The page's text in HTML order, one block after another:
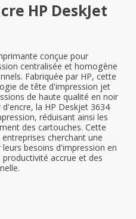
HP DeskJet
conçue pour
centralisée et homogène
Fabriquée par HP, cette
de tête d'impression jet
de haute qualité en noir
la HP Deskjet 3634
réduisant ainsi les
des cartouches. Cette
cherchant une
besoins d'impression en
accrue et des